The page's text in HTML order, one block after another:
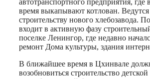
время выкапывают котлован.
строительству нового хлебозавода.
входит в активную фазу
поселке Ленингор, где недавно
ремонт Дома культуры, здания
В ближайшее время в Цхинвале
возобновиться строительство детской